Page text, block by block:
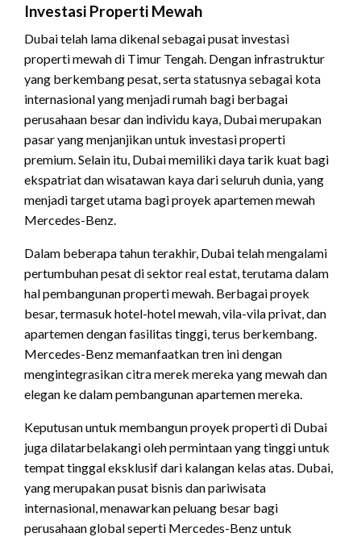
Investasi Properti Mewah
Dubai telah lama dikenal sebagai pusat investasi
properti mewah di Timur Tengah. Dengan infrastruktur
yang berkembang pesat, serta statusnya sebagai kota
internasional yang menjadi rumah bagi berbagai
perusahaan besar dan individu kaya, Dubai merupakan
pasar yang menjanjikan untuk investasi properti
premium. Selain itu, Dubai memiliki daya tarik kuat bagi
ekspatriat dan wisatawan kaya dari seluruh dunia, yang
menjadi target utama bagi proyek apartemen mewah
Mercedes-Benz.
Dalam beberapa tahun terakhir, Dubai telah mengalami
pertumbuhan pesat di sektor real estat, terutama dalam
hal pembangunan properti mewah. Berbagai proyek
besar, termasuk hotel-hotel mewah, vila-vila privat, dan
apartemen dengan fasilitas tinggi, terus berkembang.
Mercedes-Benz memanfaatkan tren ini dengan
mengintegrasikan citra merek mereka yang mewah dan
elegan ke dalam pembangunan apartemen mereka.
Keputusan untuk membangun proyek properti di Dubai
juga dilatarbelakangi oleh permintaan yang tinggi untuk
tempat tinggal eksklusif dari kalangan kelas atas. Dubai,
yang merupakan pusat bisnis dan pariwisata
internasional, menawarkan peluang besar bagi
perusahaan global seperti Mercedes-Benz untuk